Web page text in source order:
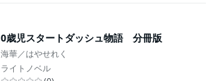
0歳児スタートダッシュ物語 分冊版
海華／はやせれく
ライトノベル